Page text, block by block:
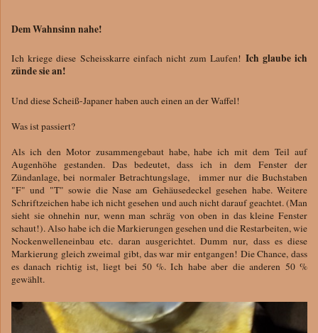
Dem Wahnsinn nahe!
Ich kriege diese Scheisskarre einfach nicht zum Laufen! Ich glaube ich
zünde sie an!
Und diese Scheiß-Japaner haben auch einen an der Waffel!
Was ist passiert?
Als ich den Motor zusammengebaut habe, habe ich mit dem Teil auf
Augenhöhe gestanden. Das bedeutet, dass ich in dem Fenster der
Zündanlage, bei normaler Betrachtungslage, immer nur die Buchstaben
"F" und "T" sowie die Nase am Gehäusedeckel gesehen habe. Weitere
Schriftzeichen habe ich nicht gesehen und auch nicht darauf geachtet. (Man
sieht sie ohnehin nur, wenn man schräg von oben in das kleine Fenster
schaut!). Also habe ich die Markierungen gesehen und die Restarbeiten, wie
Nockenwelleneinbau etc. daran ausgerichtet. Dumm nur, dass es diese
Markierung gleich zweimal gibt, das war mir entgangen! Die Chance, dass
es danach richtig ist, liegt bei 50 %. Ich habe aber die anderen 50 %
gewählt.